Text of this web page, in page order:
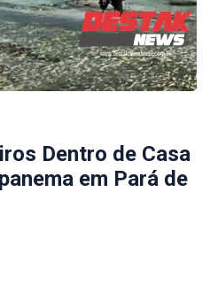
Dentro de Casa
em Pará de